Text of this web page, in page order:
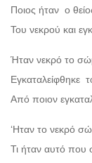
Ποιος ήταν ο
Του νεκρού και
Ήταν νεκρό το
Eγκαταλείφθηκε
Από ποιον
‘Ηταν το νεκρό
Τι ήταν αυτό που